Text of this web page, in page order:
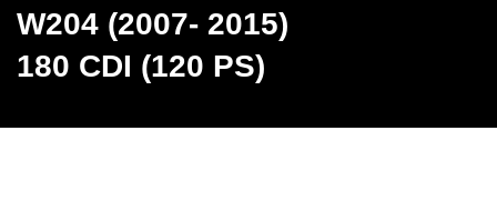
W204 (2007- 2015)
180 CDI (120 PS)